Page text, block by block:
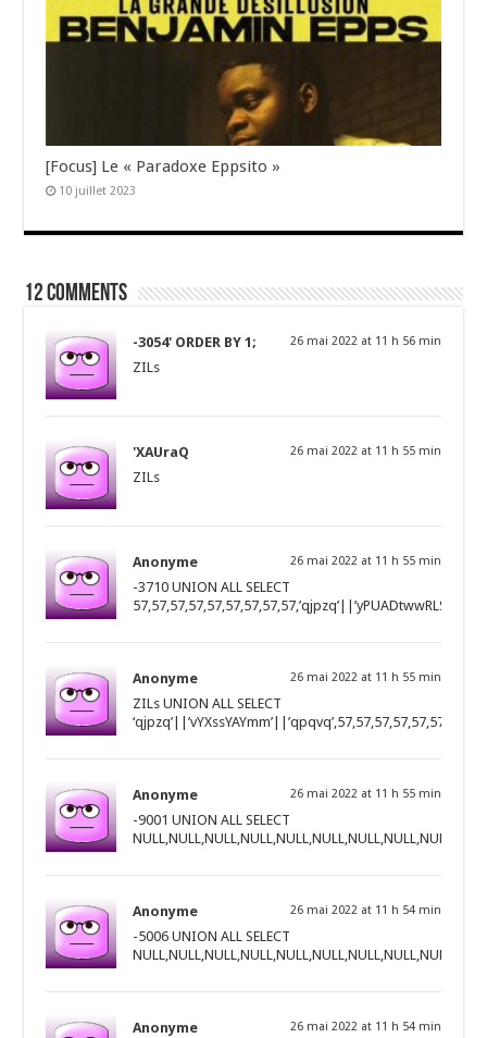
[Focus] Le « Paradoxe Eppsito »
10 juillet 2023
12 comments
-3054' ORDER BY 1; 26 mai 2022 at 11 h 56 min
ZILs
'XAUraQ 26 mai 2022 at 11 h 55 min
ZILs
Anonyme 26 mai 2022 at 11 h 55 min
-3710 UNION ALL SELECT
Anonyme 26 mai 2022 at 11 h 55 min
ZILs UNION ALL SELECT
Anonyme 26 mai 2022 at 11 h 55 min
-9001 UNION ALL SELECT
Anonyme 26 mai 2022 at 11 h 54 min
-5006 UNION ALL SELECT
Anonyme 26 mai 2022 at 11 h 54 min